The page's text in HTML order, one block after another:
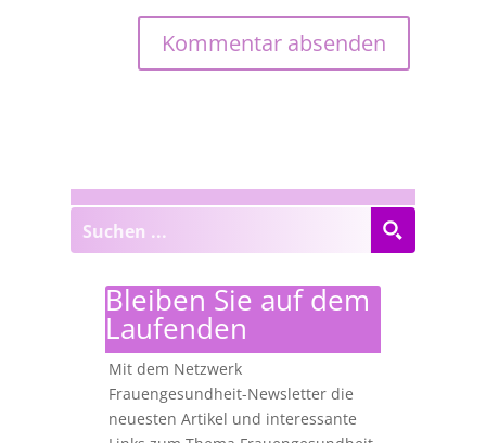
Bleiben Sie auf dem
Laufenden
Mit dem Netzwerk
Frauengesundheit-Newsletter die
neuesten Artikel und interessante